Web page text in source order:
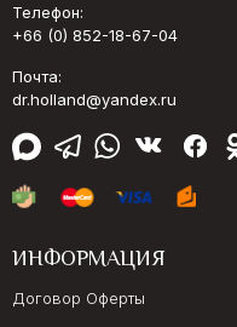
Телефон:
+66 (0) 852-18-67-04
Почта:
dr.holland@yandex.ru
ИНФОРМАЦИЯ
Договор Оферты